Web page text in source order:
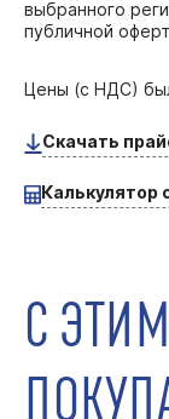
выбранного
публичной
Цены (с НДС)
Скачать
Калькулятор
С